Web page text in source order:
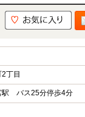
丁目
駅 バス25分停歩4分